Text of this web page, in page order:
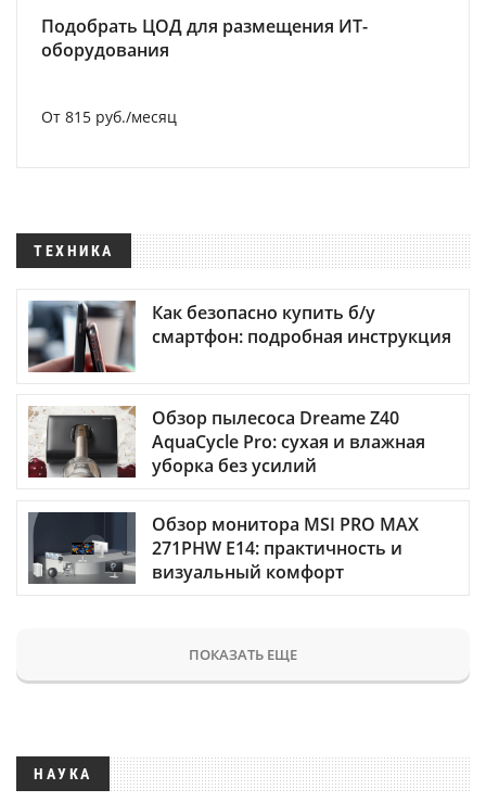
Подобрать ЦОД для размещения ИТ-
оборудования
От 815 руб./месяц
ТЕХНИКА
Как безопасно купить б/у
смартфон: подробная инструкция
Обзор пылесоса Dreame Z40
AquaCycle Pro: сухая и влажная
уборка без усилий
Обзор монитора MSI PRO MAX
271PHW E14: практичность и
визуальный комфорт
ПОКАЗАТЬ ЕЩЕ
НАУКА